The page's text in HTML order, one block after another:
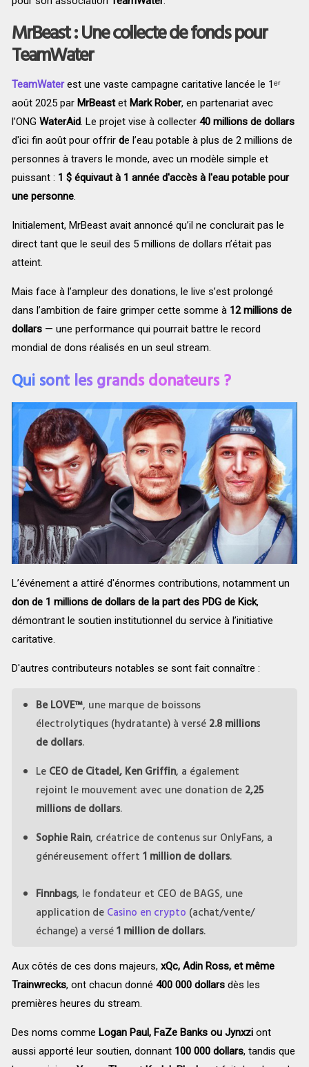
MrBeast : Une collecte de fonds pour
TeamWater
TeamWaterest une vaste campagne caritative lancée le 1ᵉʳ
août 2025 par MrBeastet Mark Rober, en partenariat avec
l’ONG WaterAid. Le projet vise à collecter 40 millions de dollars
d'ici fin août pour offrir de l’eau potable à plus de 2 millions de
personnes à travers le monde, avec un modèle simple et
puissant : 1 $ équivaut à 1 année d'accès à l'eau potable pour
une personne.
Initialement, MrBeast avait annoncé qu’il ne conclurait pas le
direct tant que le seuil des 5 millions de dollars n’était pas
atteint.
Mais face à l’ampleur des donations, le live s’est prolongé
dans l’ambition de faire grimper cette somme à 12 millions de
dollars— une performance qui pourrait battre le record
mondial de dons réalisés en un seul stream.
Qui sont les grands donateurs ?
L’événement a attiré d'énormes contributions, notamment un
don de 1 millions de dollars de la part des PDG de Kick,
démontrant le soutien institutionnel du service à l’initiative
caritative.
D'autres contributeurs notables se sont fait connaître :
Be LOVE™, une marque de boissons
électrolytiques (hydratante) à versé 2.8 millions
de dollars.
Le CEO de Citadel, Ken Griffin, a également
rejoint le mouvement avec une donation de 2,25
millions de dollars.
Sophie Rain, créatrice de contenus sur OnlyFans, a
généreusement offert 1 million de dollars.
Finnbags, le fondateur et CEO de BAGS, une
application de Casino en crypto (achat/vente/
échange) a versé1 million de dollars.
Aux côtés de ces dons majeurs, xQc, Adin Ross, et même
Trainwrecks, ont chacun donné 400 000 dollarsdès les
premières heures du stream.
Des noms comme Logan Paul, FaZe Banks ou Jynxziont
aussi apporté leur soutien, donnant 100 000 dollars, tandis que